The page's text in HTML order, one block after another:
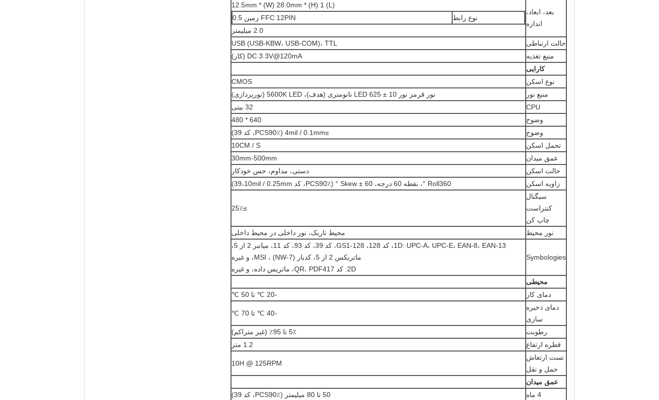
بعد، ابعاد،
اندازه
(L) 12.5mm * (W) 28.0mm * (H) 1
نوع رابط
FFC 12PIN زمین 0.5
2.0 میلیمتر
حالت ارتباطی
USB (USB-KBW، USB-COM)، TTL
منبع تغذیه
DC 3.3V@120mA (کار)
کارایی
نوع اسکن
CMOS
منبع نور
نور قرمز نور LED 625 ± 10 نانومتری (هدف)، 5600K LED (نورپردازی)
CPU
32 بیتی
وضوح
640 * 480
وضوح
≥4mil / 0.1mm (PCS90٪، کد 39)
تحمل اسکن
10CM / S
عمق میدان
30mm-500mm
حالت اسکن
دستی، مداوم، حس خودکار
زاویه اسکن
Roll360 °، نقطه 60 درجه، Skew ± 60 ° (PCS90٪، کد 39،10mil / 0.25mm)
سیگنال
کنتراست
چاپ کن
≥25٪
نور محیط محیط تاریک، نور داخلی در محیط داخلی
Symbologies
1D: UPC-A، UPC-E، EAN-8، EAN-13، کد 128، GS1-128، کد 39، کد 93، کد 11، میانبر 2 از 5،
ماتریکس 2 از 5، کدبار (NW-7) ، MSI، و غیره
2D: کد QR، PDF417، ماتریس داده، و غیره
محیطی
دمای کار
-20 ℃ تا 50 ℃
دمای ذخیره
سازی
-40 ℃ تا 70 ℃
رطوبت
5٪ تا 95٪ (غیر متراکم)
قطره ارتفاع
1.2 متر
تست ارتعاش
حمل و نقل
10H @ 125RPM
عمق میدان
4 ماه
50 تا 80 میلیمتر (PCS90٪، کد 39)